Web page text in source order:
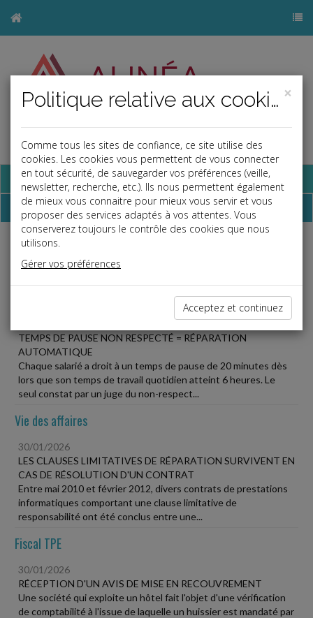
Base documentaire
Dépêches
Liste des dernières dépêches
TEMPS DE PAUSE NON RESPECTÉ = RÉPARATION
AUTOMATIQUE
Chaque salarié a droit à un temps de pause de 20 minutes dès
lors que son temps de travail quotidien atteint 6 heures. Le
seul constat par un juge du non-respect...
Vie des affaires
30/01/2026
LES CLAUSES LIMITATIVES DE RÉPARATION SURVIVENT EN
CAS DE RÉSOLUTION D'UN CONTRAT
Entre mai 2010 et février 2012, divers contrats de prestations
informatiques comportant une clause limitative de
responsabilité ont été conclus entre une...
Fiscal TPE
30/01/2026
RÉCEPTION D'UN AVIS DE MISE EN RECOUVREMENT
Une société qui exploite un hôtel fait l'objet d'une vérification
de comptabilité à l'issue de laquelle un huissier est mandaté par
×
Politique relative aux cookies
Comme tous les sites de confiance, ce site utilise des
cookies. Les cookies vous permettent de vous connecter
en tout sécurité, de sauvegarder vos préférences (veille,
newsletter, recherche, etc.). Ils nous permettent également
de mieux vous connaitre pour mieux vous servir et vous
proposer des services adaptés à vos attentes. Vous
conserverez toujours le contrôle des cookies que nous
utilisons.
Gérer vos préférences
Acceptez et continuez